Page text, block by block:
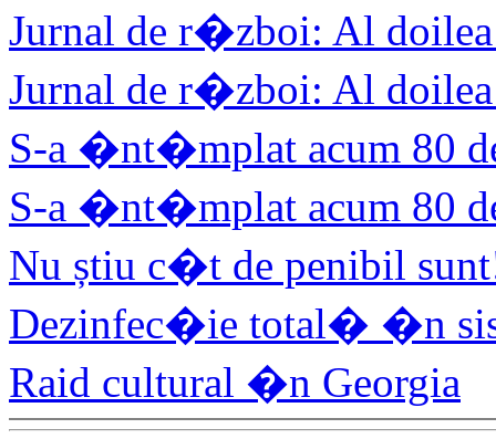
Jurnal de r�zboi: Al
Jurnal de r�zboi: Al
S-a �nt�mplat acum 80
S-a �nt�mplat acum 80
Nu știu c�t de penibil
Dezinfec�ie total� �n
Raid cultural �n Georgia